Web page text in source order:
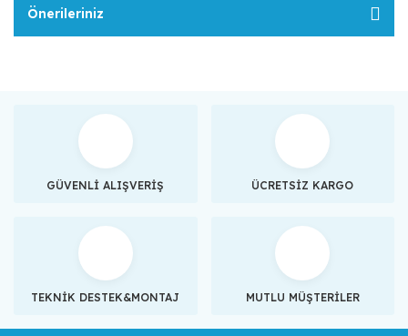
Önerileriniz
GÜVENLİ ALIŞVERİŞ ÜCRETSİZ KARGO
TEKNİK DESTEK&MONTAJ MUTLU MÜŞTERİLER